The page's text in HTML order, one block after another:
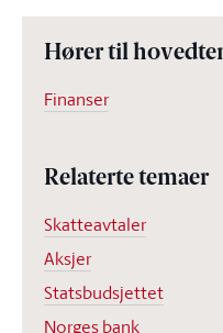
Hører til
Finanser
Relaterte temaer
Skatteavtaler
Aksjer
Statsbudsjettet
Norges bank